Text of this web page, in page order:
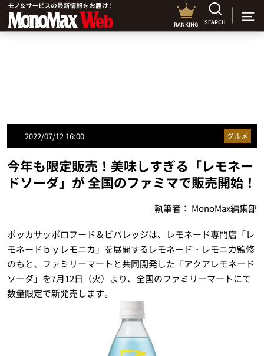
RANKING SEARCH
2022/07/12 16:00 グルメ
今年も限定販売！美味しすぎる「レモネー
ドソーダ」が 全国のファミマで販売開始！
執筆者： MonoMax編集部
ポッカサッポロフード＆ビバレッジは、レモネード専門店「レ
モネードｂｙレモニカ」を展開するレモネード・レモニカ監修
のもと、ファミリーマートと共同開発した「アクアレモネード
ソーダ」を7月12日（火）より、全国のファミリーマートにて
数量限定で新発売します。